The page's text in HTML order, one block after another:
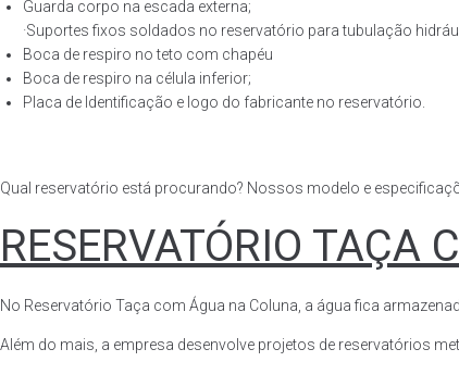
Guarda corpo na escada externa;
·Suportes fixos soldados no reservatório para tubulação
Boca de respiro no teto com chapéu
Boca de respiro na célula inferior;
Placa de Identificação e logo do fabricante no reservatório.
Qual reservatório está procurando? Nossos modelo e
RESERVATÓRIO TAÇA
No Reservatório Taça com Água na Coluna, a água fica
Além do mais, a empresa desenvolve projetos de reservatórios